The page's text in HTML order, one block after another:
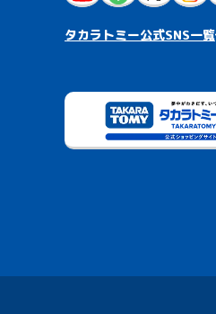
タカラトミー公式SNS一覧